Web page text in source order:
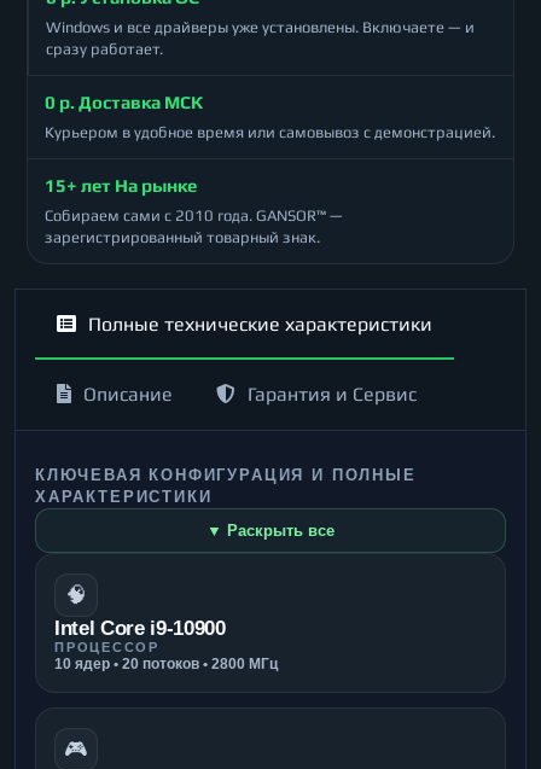
Windows и все драйверы уже установлены. Включаете — и
сразу работает.
0 р. Доставка МСК
Курьером в удобное время или самовывоз с демонстрацией.
15+ лет На рынке
Собираем сами с 2010 года. GANSOR™ —
зарегистрированный товарный знак.
Полные технические характеристики
Описание Гарантия и Сервис
КЛЮЧЕВАЯ КОНФИГУРАЦИЯ И ПОЛНЫЕ
ХАРАКТЕРИСТИКИ
▼ Раскрыть все
🧠
Intel Core i9-10900
ПРОЦЕССОР
10 ядер • 20 потоков • 2800 МГц
🎮